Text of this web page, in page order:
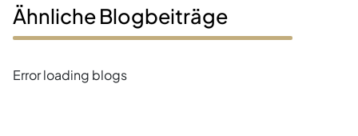
Ähnliche Blogbeiträge
Error loading blogs